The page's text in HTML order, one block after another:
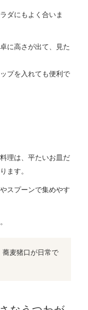
ダにもよく合いま
に高さが出て、見た
プを入れても便利で
理は、平たいお皿だ
ます。
スプーンで集めやす
蕎麦猪口が日常で